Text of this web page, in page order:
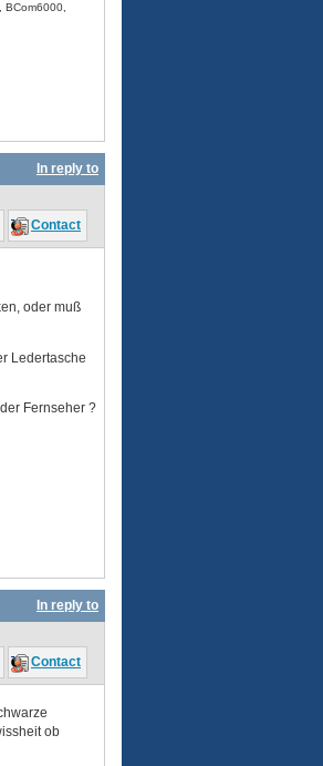
In reply to
Contact
oder muß
Ledertasche
Fernseher ?
In reply to
Contact
ob